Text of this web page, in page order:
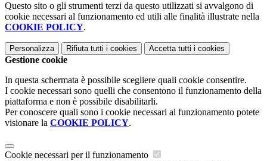
Questo sito o gli strumenti terzi da questo utilizzati si avvalgono di
cookie necessari al funzionamento ed utili alle finalità illustrate nella
COOKIE POLICY.
Personalizza Rifiuta tutti i cookies Accetta tutti i cookies
Gestione cookie
In questa schermata è possibile scegliere quali cookie consentire.
I cookie necessari sono quelli che consentono il funzionamento della
piattaforma e non è possibile disabilitarli.
Per conoscere quali sono i cookie necessari al funzionamento potete
visionare la COOKIE POLICY.
Cookie necessari per il funzionamento